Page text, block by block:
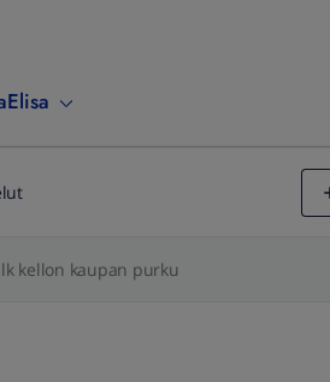
kellon kaupan purku